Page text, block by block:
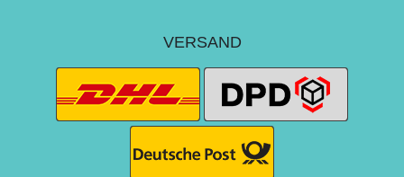
VERSAND